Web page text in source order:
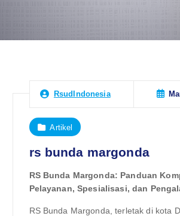
RsudIndonesia
Artikel
rs bunda margonda
RS Bunda Margonda: Panduan
Pelayanan, Spesialisasi, dan
RS Bunda Margonda, terletak di kota